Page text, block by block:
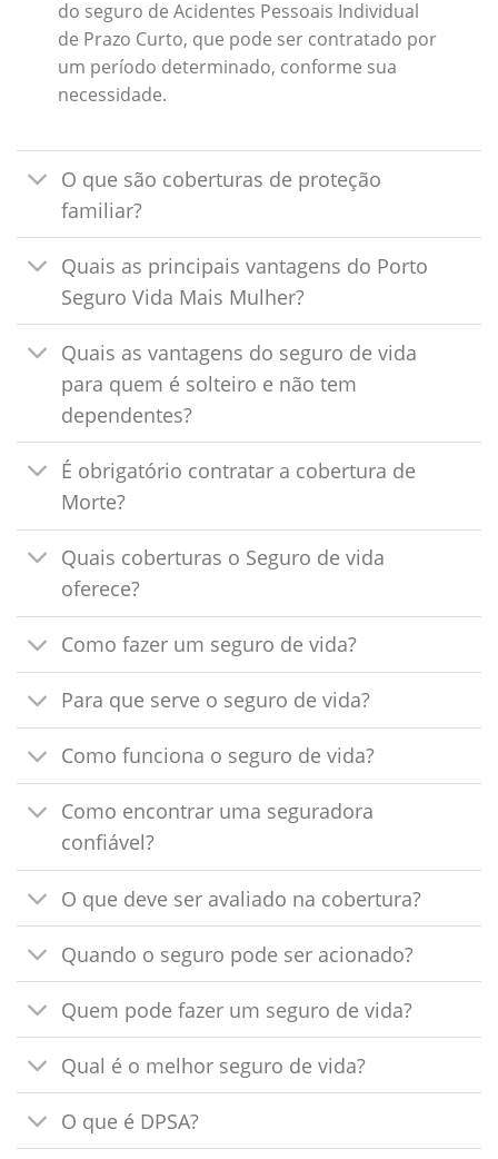
do seguro de Acidentes Pessoais Individual
de Prazo Curto, que pode ser contratado por
um período determinado, conforme sua
necessidade.
O que são coberturas de proteção
familiar?
Quais as principais vantagens do Porto
Seguro Vida Mais Mulher?
Quais as vantagens do seguro de vida
para quem é solteiro e não tem
dependentes?
É obrigatório contratar a cobertura de
Morte?
Quais coberturas o Seguro de vida
oferece?
Como fazer um seguro de vida?
Para que serve o seguro de vida?
Como funciona o seguro de vida?
Como encontrar uma seguradora
confiável?
O que deve ser avaliado na cobertura?
Quando o seguro pode ser acionado?
Quem pode fazer um seguro de vida?
Qual é o melhor seguro de vida?
O que é DPSA?